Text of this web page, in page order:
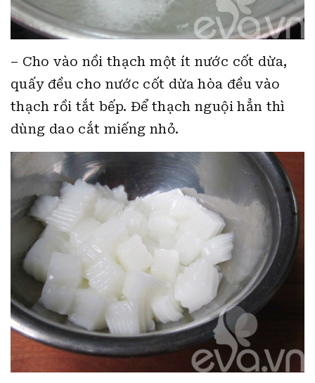
– Cho vào nồi thạch một ít nước cốt dừa,
quấy đều cho nước cốt dừa hòa đều vào
thạch rồi tắt bếp. Để thạch nguội hẳn thì
dùng dao cắt miếng nhỏ.